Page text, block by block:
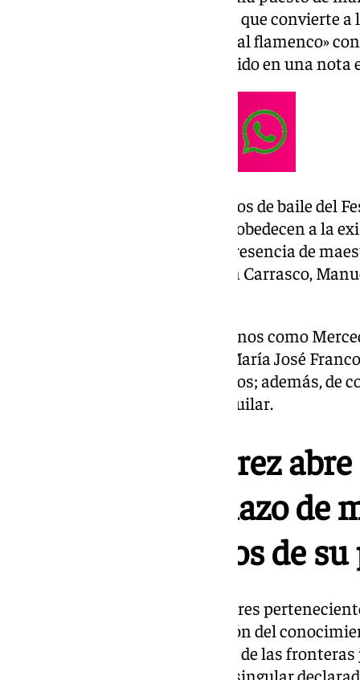
internacional» de esta muestra, que convierte a
auténtica aldea global en torno al flamenco»
los continentes, según ha recogido en una
El creciente interés por los cursos de baile del
ciudad de alumnos extranjeros obedecen a la
estilos y nivel académico, y la presencia de
artistas en activo, como Rafaela Carrasco,
También figuran artistas jerezanos como
del Mar Moreno, Andrés Peña, María José
y Juan Antonio Tejero, entre otros; además, de
maestras como Inmaculada Aguilar.
El Festival de Jerez
septiembre el plazo
para los 36 cursos de
Este amplio claustro de profesores
estilos posibilitan la transmisión del
nuevas generaciones y más allá de las